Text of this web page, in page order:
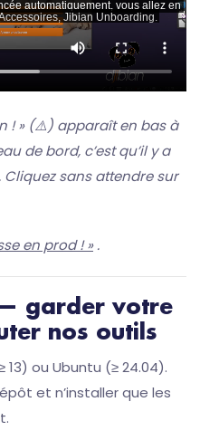
! » (⚠️) apparaît en bas à
de bord, c’est qu’il y a
sans attendre sur
en prod ! ».
garder votre
nos outils
ou Ubuntu (≥ 24.04).
et n’installer que les